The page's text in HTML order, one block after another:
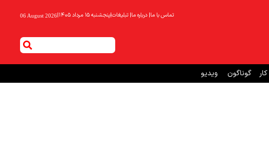
تماس با ما| درباره ما| تبلیغات|پنجشنبه ۱۵ مرداد ۱۴۰۵ |
06 August 2026
گوناگون ویدیو